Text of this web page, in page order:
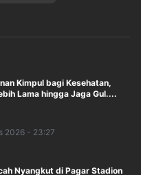
Kimpul bagi Kesehatan,
Lama hingga Jaga Gul....
2026 - 23:27
Nyangkut di Pagar Stadion